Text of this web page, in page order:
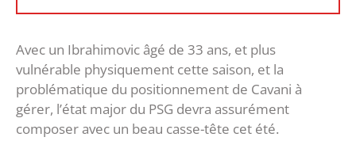
Avec un Ibrahimovic âgé de 33 ans, et plus
vulnérable physiquement cette saison, et la
problématique du positionnement de Cavani à
gérer, l’état major du PSG devra assurément
composer avec un beau casse-tête cet été.